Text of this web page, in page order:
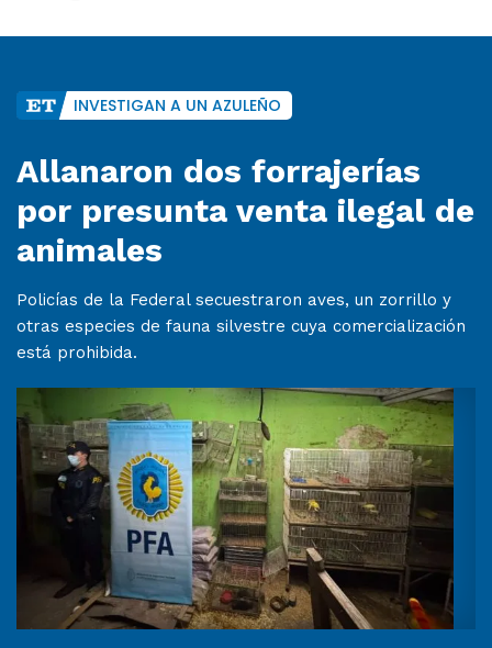
INVESTIGAN A UN AZULEÑO
Allanaron dos forrajerías
por presunta venta ilegal de
animales
Policías de la Federal secuestraron aves, un zorrillo y
otras especies de fauna silvestre cuya comercialización
está prohibida.